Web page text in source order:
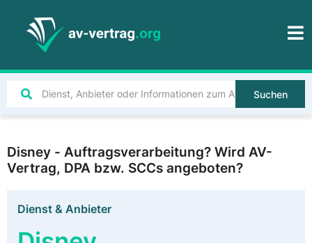
Suchen
Disney - Auftragsverarbeitung? Wird AV-
Vertrag, DPA bzw. SCCs angeboten?
Dienst & Anbieter